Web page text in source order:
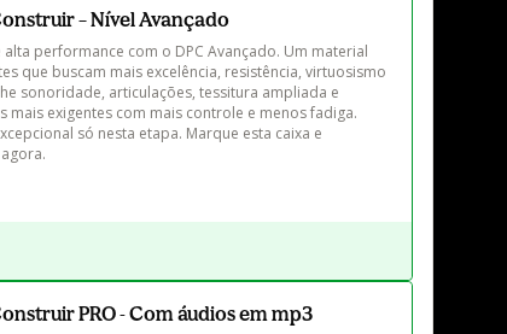
– Nível Avançado
performance com o DPC Avançado. Um material
que buscam mais excelência, resistência, virtuosismo
sonoridade, articulações, tessitura ampliada e
exigentes com mais controle e menos fadiga.
só nesta etapa. Marque esta caixa e
PRO - Com áudios em mp3